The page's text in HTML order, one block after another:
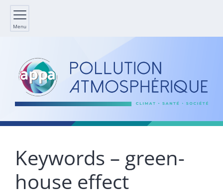
Menu
Keywords – green-
house effect